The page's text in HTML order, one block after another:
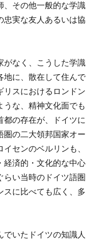
、その他一般的な学識
忠実な友人あるいは協
がなく、こうした学識
地に、散在して住んで
リスにおけるロンドン
うな、精神文化面でも
都の存在が、ドイツに
圏の二大領邦国家オー
センのベルリンも、
経済的・文化的な中心
らい当時のドイツ語圏
スに比べても広く、多
でいたドイツの知識人